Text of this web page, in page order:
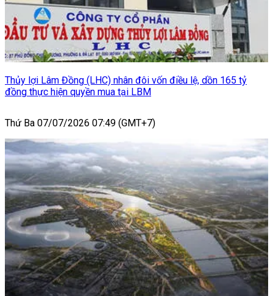
Thủy lợi Lâm Đồng (LHC) nhân đôi vốn điều lệ, dồn 165 tỷ
đồng thực hiện quyền mua tại LBM
Thứ Ba 07/07/2026 07:49 (GMT+7)